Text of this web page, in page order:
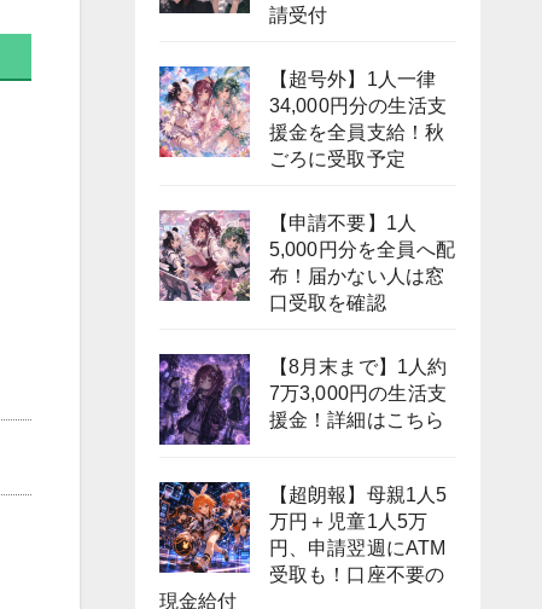
請受付
【超号外】1人一律
34,000円分の生活支
援金を全員支給！秋
ごろに受取予定
【申請不要】1人
5,000円分を全員へ配
布！届かない人は窓
口受取を確認
【8月末まで】1人約
7万3,000円の生活支
援金！詳細はこちら
【超朗報】母親1人5
万円＋児童1人5万
円、申請翌週にATM
受取も！口座不要の
現金給付